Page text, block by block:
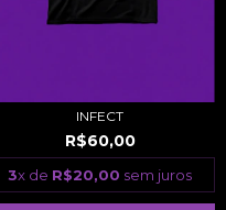
INFECT
R$60,00
3x de R$20,00 sem juros